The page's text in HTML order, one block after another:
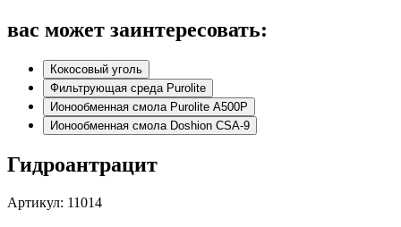
вас может заинтересовать:
Кокосовый уголь
Фильтрующая среда Purolite
Ионообменная смола Purolite A500P
Ионообменная смола Doshion CSA-9
Гидроантрацит
Артикул: 11014